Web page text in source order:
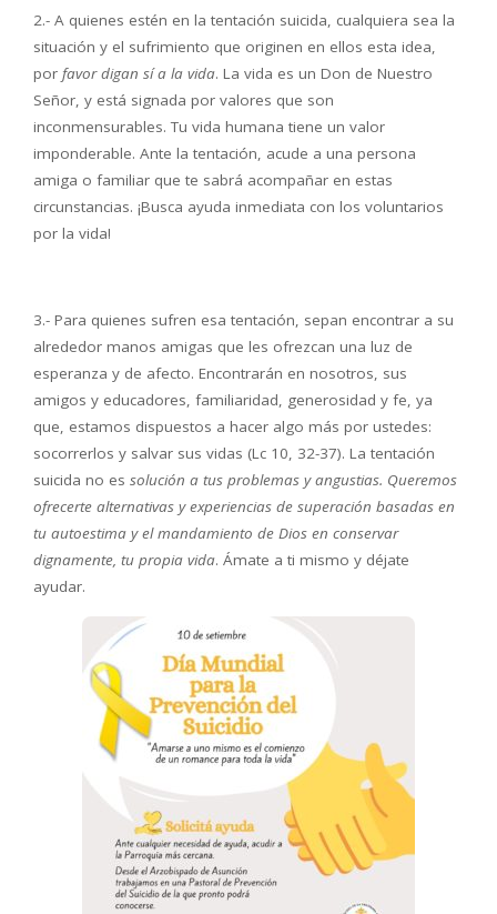
2.- A quienes estén en la tentación suicida, cualquiera sea la
situación y el sufrimiento que originen en ellos esta idea,
por favor digan sí a la vida. La vida es un Don de Nuestro
Señor, y está signada por valores que son
inconmensurables. Tu vida humana tiene un valor
imponderable. Ante la tentación, acude a una persona
amiga o familiar que te sabrá acompañar en estas
circunstancias. ¡Busca ayuda inmediata con los voluntarios
por la vida!
3.- Para quienes sufren esa tentación, sepan encontrar a su
alrededor manos amigas que les ofrezcan una luz de
esperanza y de afecto. Encontrarán en nosotros, sus
amigos y educadores, familiaridad, generosidad y fe, ya
que, estamos dispuestos a hacer algo más por ustedes:
socorrerlos y salvar sus vidas (Lc 10, 32-37). La tentación
suicida no es solución a tus problemas y angustias. Queremos
ofrecerte alternativas y experiencias de superación basadas en
tu autoestima y el mandamiento de Dios en conservar
dignamente, tu propia vida. Ámate a ti mismo y déjate
ayudar.